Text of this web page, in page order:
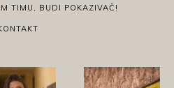
TIMU, BUDI POKAZIVAČ!